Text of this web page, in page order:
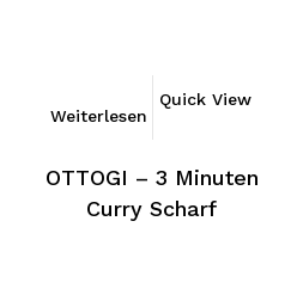
Weiterlesen
Quick View
OTTOGI – 3 Minuten
Curry Scharf